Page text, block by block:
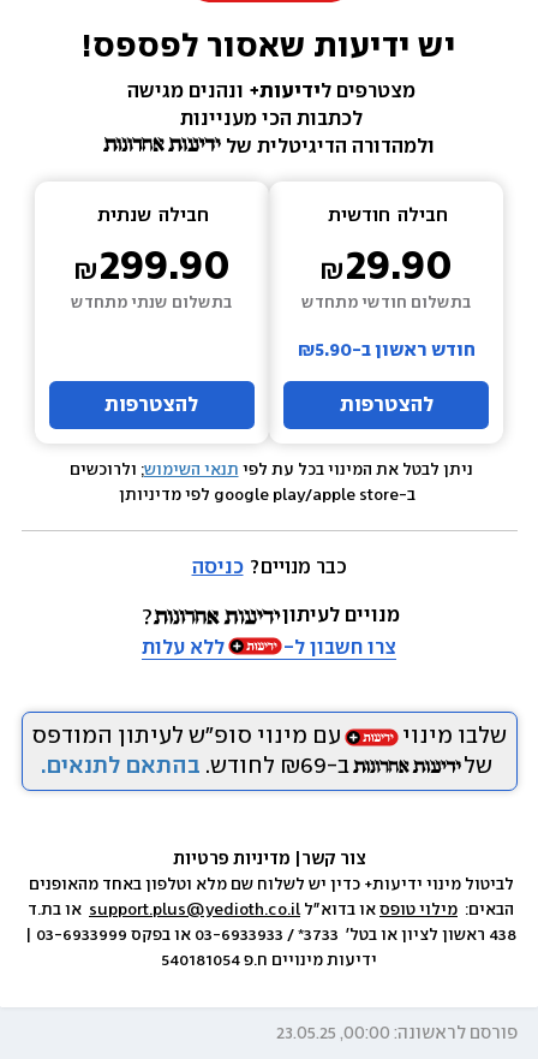
יש ידיעות שאסור לפספס!
מצטרפים לידיעות+ ונהנים מגישה
לכתבות הכי מעניינות
ולמהדורה הדיגיטלית של
חבילה חודשית
29.90
בתשלום חודשי מתחדש
חודש ראשון ב-₪5.90
להצטרפות
חבילה שנתית
299.90
בתשלום שנתי מתחדש
להצטרפות
ניתן לבטל את המינוי בכל עת לפי תנאי השימוש; ולרוכשים
כבר מנויים? כניסה
מנויים לעיתון
צרו חשבון ל-
ללא עלות
שלבו מינוי
עם מינוי סופ״ש לעיתון המודפס
של
ב-₪69 לחודש. בהתאם לתנאים.
צור קשר
הבאים: מילוי טופס או בדוא״ל support.plus@yedioth.co.il
ידיעות מינויים ח.פ 540181054
פורסם לראשונה: 00:00, 23.05.25